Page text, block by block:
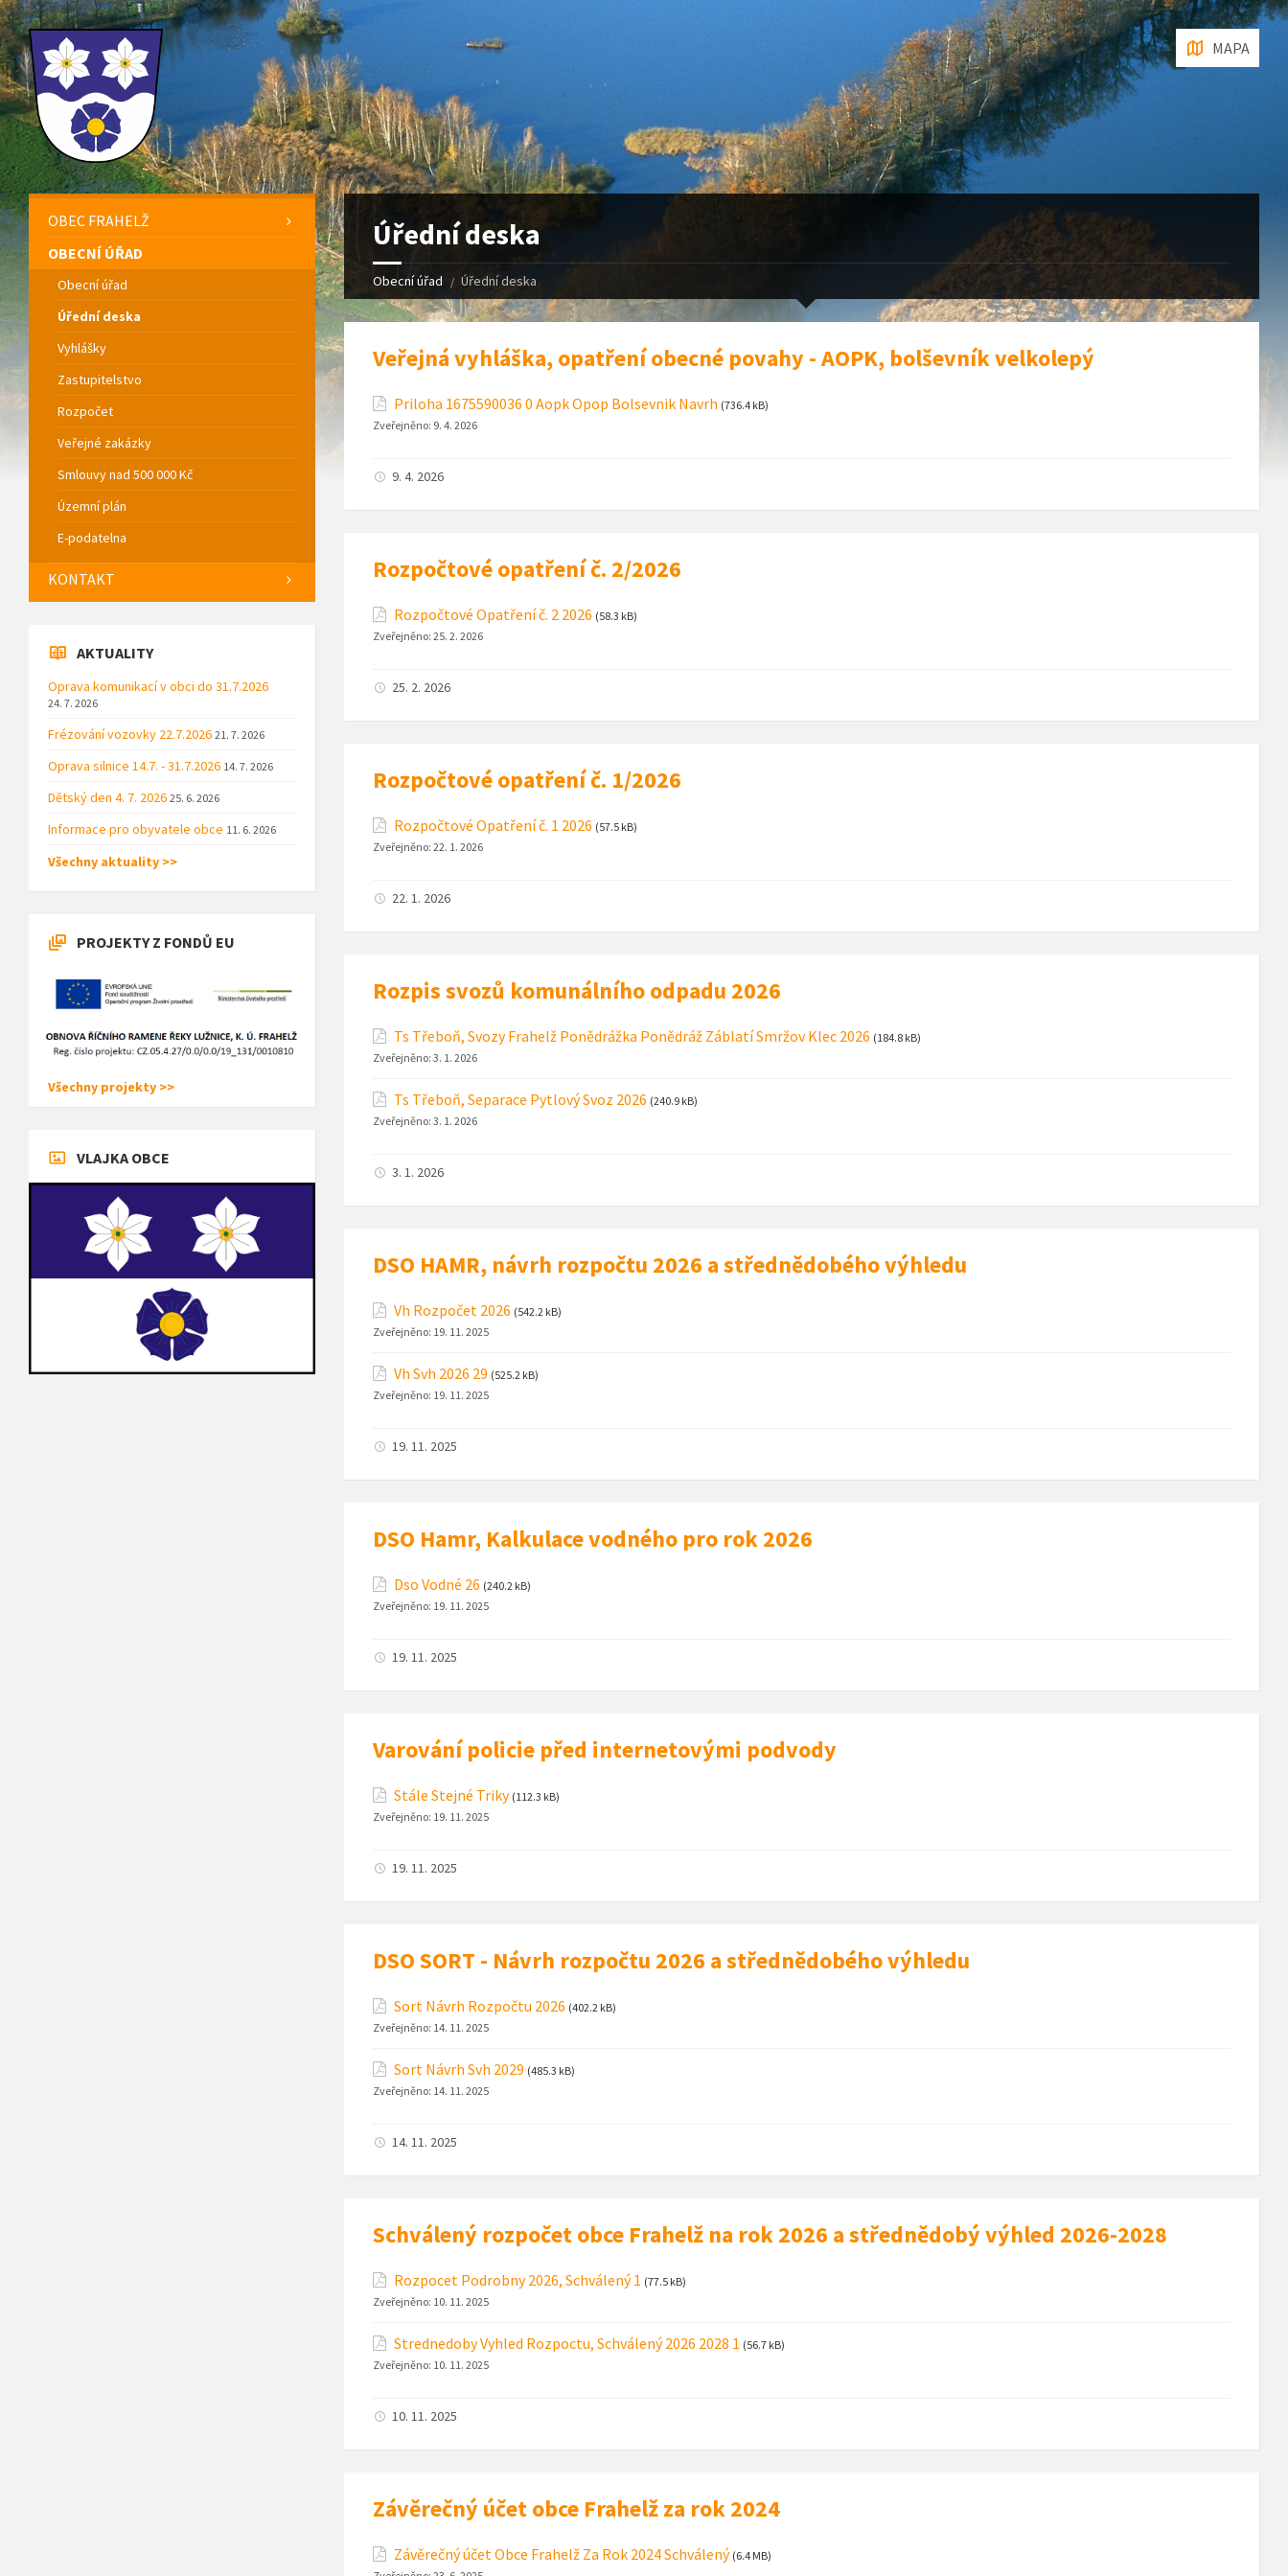
MAPA
Úřední deska
Obecní úřad Úřední deska
Veřejná vyhláška, opatření obecné povahy - AOPK, bolševník velkolepý
Priloha 1675590036 0 Aopk Opop Bolsevnik Navrh (736.4 kB)
Zveřejněno: 9. 4. 2026
9. 4. 2026
Rozpočtové opatření č. 2/2026
Rozpočtové Opatření č. 2 2026 (58.3 kB)
Zveřejněno: 25. 2. 2026
25. 2. 2026
Rozpočtové opatření č. 1/2026
Rozpočtové Opatření č. 1 2026 (57.5 kB)
Zveřejněno: 22. 1. 2026
22. 1. 2026
Rozpis svozů komunálního odpadu 2026
Ts Třeboň, Svozy Frahelž Ponědrážka Ponědráž Záblatí Smržov Klec 2026 (184.8 kB)
Zveřejněno: 3. 1. 2026
Ts Třeboň, Separace Pytlový Svoz 2026 (240.9 kB)
Zveřejněno: 3. 1. 2026
3. 1. 2026
DSO HAMR, návrh rozpočtu 2026 a střednědobého výhledu
Vh Rozpočet 2026 (542.2 kB)
Zveřejněno: 19. 11. 2025
Vh Svh 2026 29 (525.2 kB)
Zveřejněno: 19. 11. 2025
19. 11. 2025
DSO Hamr, Kalkulace vodného pro rok 2026
Dso Vodné 26 (240.2 kB)
Zveřejněno: 19. 11. 2025
19. 11. 2025
Varování policie před internetovými podvody
Stále Stejné Triky (112.3 kB)
Zveřejněno: 19. 11. 2025
19. 11. 2025
DSO SORT - Návrh rozpočtu 2026 a střednědobého výhledu
Sort Návrh Rozpočtu 2026 (402.2 kB)
Zveřejněno: 14. 11. 2025
Sort Návrh Svh 2029 (485.3 kB)
Zveřejněno: 14. 11. 2025
14. 11. 2025
Schválený rozpočet obce Frahelž na rok 2026 a střednědobý výhled 2026-2028
Rozpocet Podrobny 2026, Schválený 1 (77.5 kB)
Zveřejněno: 10. 11. 2025
Strednedoby Vyhled Rozpoctu, Schválený 2026 2028 1 (56.7 kB)
Zveřejněno: 10. 11. 2025
10. 11. 2025
Závěrečný účet obce Frahelž za rok 2024
Závěrečný účet Obce Frahelž Za Rok 2024 Schválený (6.4 MB)
OBEC FRAHELŽ
OBECNÍ ÚŘAD
Obecní úřad
Úřední deska
Vyhlášky
Zastupitelstvo
Rozpočet
Veřejné zakázky
Smlouvy nad 500 000 Kč
Územní plán
E-podatelna
KONTAKT
AKTUALITY
Oprava komunikací v obci do 31.7.2026
24. 7. 2026
Frézování vozovky 22.7.2026 21. 7. 2026
Oprava silnice 14.7. - 31.7.2026 14. 7. 2026
Dětský den 4. 7. 2026 25. 6. 2026
Informace pro obyvatele obce 11. 6. 2026
Všechny aktuality >>
PROJEKTY Z FONDŮ EU
Všechny projekty >>
VLAJKA OBCE